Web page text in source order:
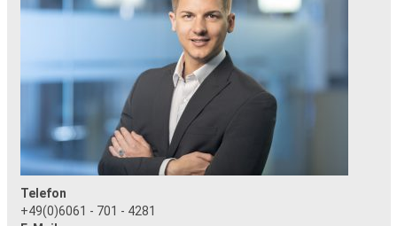
Telefon
+49(0)6061 - 701 - 4281